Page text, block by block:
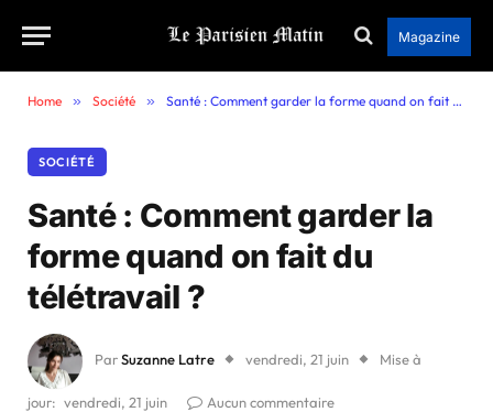
Magazine
Home » Société » Santé : Comment garder la forme quand on fait du télétravail ?
SOCIÉTÉ
Santé : Comment garder la
forme quand on fait du
télétravail ?
ParSuzanne Latre vendredi, 21 juin Mise à
jour: vendredi, 21 juin
Aucun commentaire